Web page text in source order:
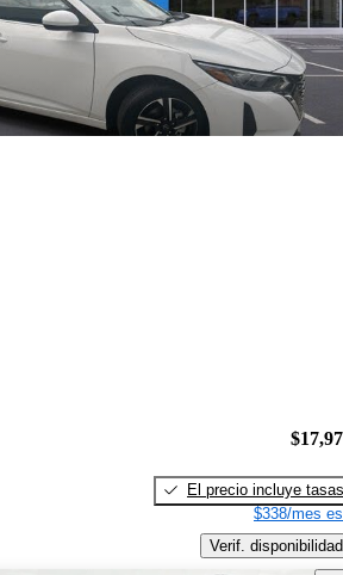
El precio incluye tasas
$338/mes
Verif. disponibilidad